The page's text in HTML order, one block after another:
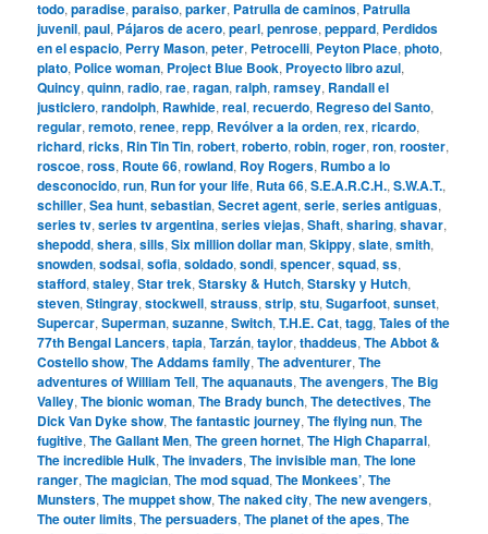
todo,paradise,paraiso,parker, Patrulla de caminos, Patrulla
juvenil,paul, Pájaros de acero,pearl,penrose,peppard, Perdidos
en el espacio, Perry Mason,peter, Petrocelli, Peyton Place,photo,
plato, Police woman, Project Blue Book, Proyecto libro azul,
Quincy,quinn,radio,rae,ragan,ralph,ramsey, Randall el
justiciero,randolph, Rawhide,real,recuerdo, Regreso del Santo,
regular,remoto,renee,repp, Revólver a la orden,rex,ricardo,
richard,ricks, Rin Tin Tin,robert,roberto,robin,roger,ron,rooster,
roscoe,ross, Route 66,rowland, Roy Rogers, Rumbo a lo
desconocido,run, Run for your life, Ruta 66,S.E.A.R.C.H.,S.W.A.T.,
schiller,Sea hunt,sebastian,Secret agent,serie,series antiguas,
series tv,series tv argentina,series viejas,Shaft,sharing,shavar,
shepodd,shera,sills,Six million dollar man,Skippy,slate,smith,
snowden,sodsai,sofia,soldado,sondi,spencer,squad,ss,
stafford,staley,Star trek,Starsky & Hutch,Starsky y Hutch,
steven,Stingray,stockwell,strauss,strip,stu,Sugarfoot,sunset,
Supercar,Superman,suzanne,Switch,T.H.E. Cat,tagg,Tales of the
77th Bengal Lancers,tapia,Tarzán,taylor,thaddeus,The Abbot &
Costello show,The Addams family,The adventurer,The
adventures of William Tell,The aquanauts,The avengers,The Big
Valley,The bionic woman,The Brady bunch,The detectives,The
Dick Van Dyke show,The fantastic journey,The flying nun,The
fugitive,The Gallant Men,The green hornet,The High Chaparral,
The incredible Hulk,The invaders,The invisible man,The lone
ranger,The magician,The mod squad,The Monkees’,The
Munsters,The muppet show,The naked city,The new avengers,
The outer limits,The persuaders,The planet of the apes,The